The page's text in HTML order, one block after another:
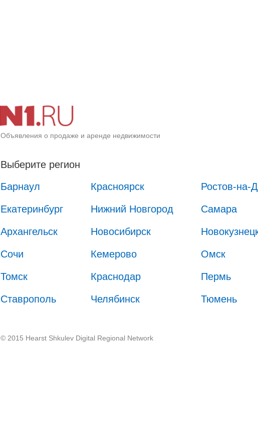
Объявления о продаже и аренде недвижимости
Выберите регион
Барнаул
Красноярск Ростов-на-
Екатеринбург Нижний Новгород Самара
Архангельск Новосибирск
Сочи Кемерово Омск
Томск Краснодар Пермь
Ставрополь Челябинск Тюмень
© 2015 Hearst Shkulev Digital Regional Network